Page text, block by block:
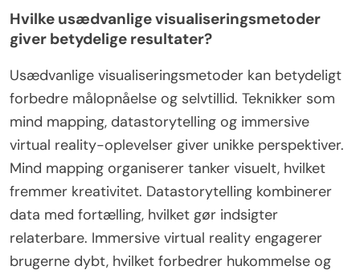
Hvilke usædvanlige visualiseringsmetoder
giver betydelige resultater?
Usædvanlige visualiseringsmetoder kan betydeligt
forbedre målopnåelse og selvtillid. Teknikker som
mind mapping, datastorytelling og immersive
virtual reality-oplevelser giver unikke perspektiver.
Mind mapping organiserer tanker visuelt, hvilket
fremmer kreativitet. Datastorytelling kombinerer
data med fortælling, hvilket gør indsigter
relaterbare. Immersive virtual reality engagerer
brugerne dybt, hvilket forbedrer hukommelse og